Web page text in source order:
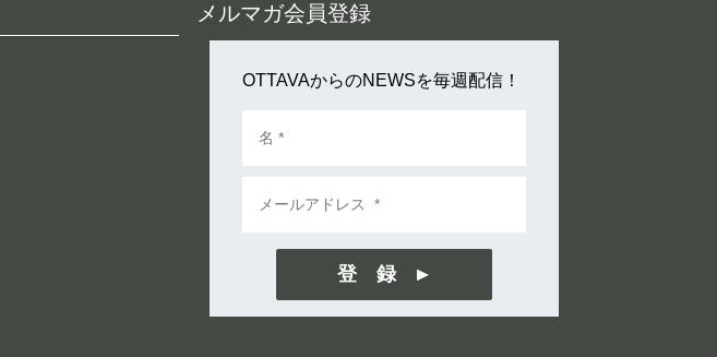
メルマガ会員登録
OTTAVAからのNEWSを毎週配信！
登 録